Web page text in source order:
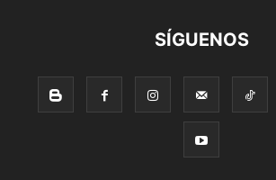
SÍGUENOS